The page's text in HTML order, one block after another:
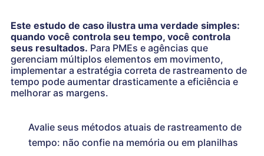
Este estudo de caso ilustra uma verdade simples:
quando você controla seu tempo, você controla
seus resultados. Para PMEs e agências que
gerenciam múltiplos elementos em movimento,
implementar a estratégia correta de rastreamento de
tempo pode aumentar drasticamente a eficiência e
melhorar as margens.
Avalie seus métodos atuais de rastreamento de
tempo: não confie na memória ou em planilhas